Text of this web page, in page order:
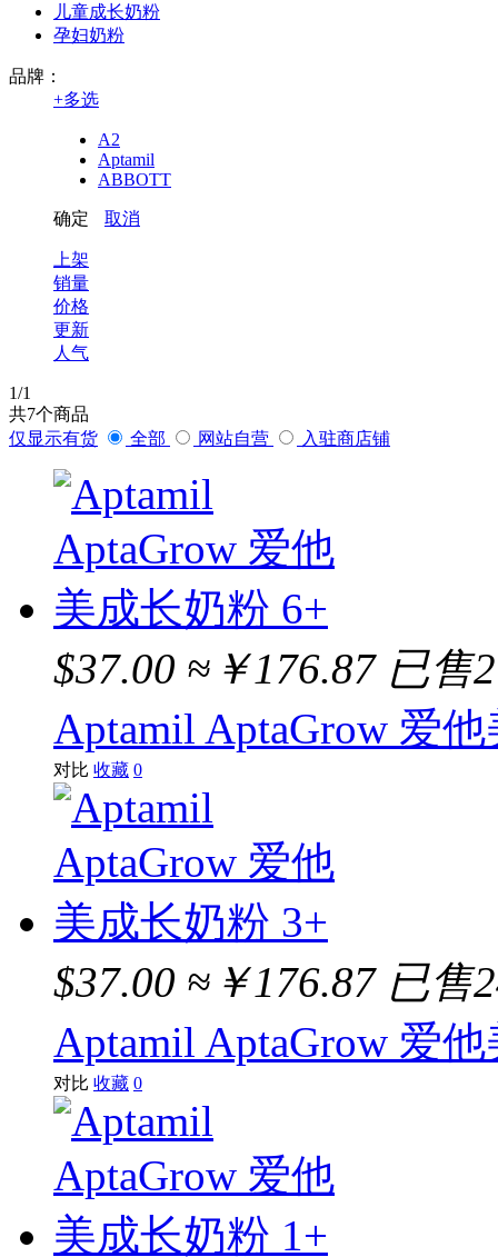
儿童成长奶粉
孕妇奶粉
品牌：
+多选
A2
Aptamil
ABBOTT
确定 取消
上架
销量
价格
更新
人气
1/1
共7个商品
仅显示有货
全部 网站自营 入驻商店铺
$37.00 ≈￥176.87 已售
Aptamil AptaGrow 爱
对比 收藏 0
$37.00 ≈￥176.87 已售
Aptamil AptaGrow 爱
对比 收藏 0